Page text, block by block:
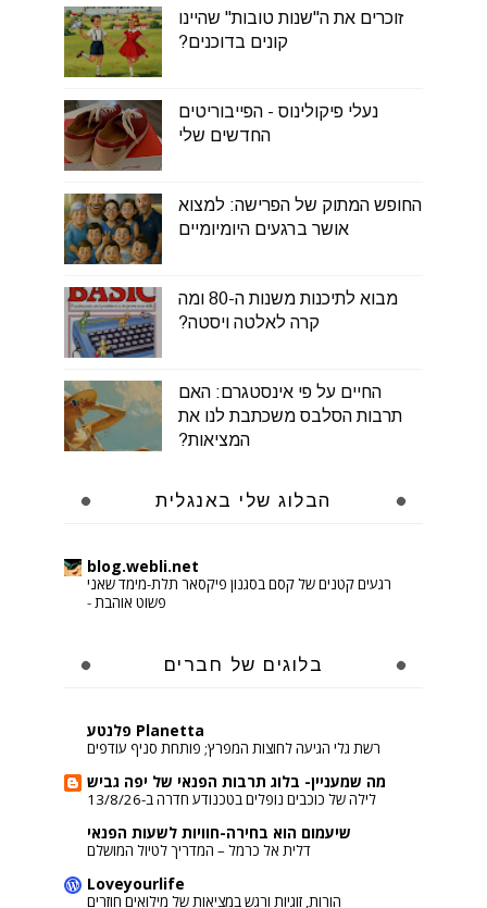
זוכרים את ה"שנות טובות" שהיינו
קונים בדוכנים?
נעלי פיקולינוס - הפייבוריטים
החדשים שלי
החופש המתוק של הפרישה: למצוא
אושר ברגעים היומיומיים
מבוא לתיכנות משנות ה-80 ומה
קרה לאלטה ויסטה?
החיים על פי אינסטגרם: האם
תרבות הסלבס משכתבת לנו את
המציאות?
הבלוג שלי באנגלית
blog.webli.net
רגעים קטנים של קסם בסגנון פיקסאר תלת-מימד שאני
פשוט אוהבת -
בלוגים של חברים
Planetta פלנטע
רשת גלי הגיעה לחוצות המפרץ; פותחת סניף עודפים
מה שמעניין- בלוג תרבות הפנאי של יפה גביש
לילה של כוכבים נופלים בטכנודע חדרה ב-13/8/26
שיעמום הוא בחירה-חוויות לשעות הפנאי
דלית אל כרמל – המדריך לטיול המושלם
Loveyourlife
הורות, זוגיות ורגש במציאות של מילואים חוזרים